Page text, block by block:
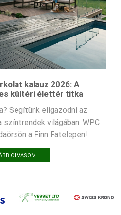
kalauz 2026: A
kültéri élettér titka
Segítünk eligazodni az
színtrendek világában. WPC
a Finn Fatelepen!
OLVASOM